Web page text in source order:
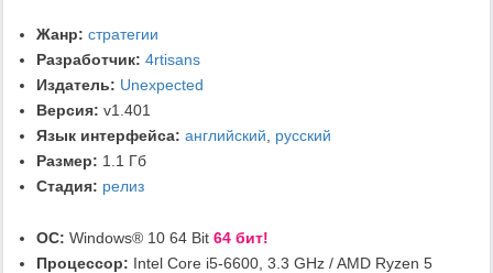
Жанр: стратегии
Разработчик: 4rtisans
Издатель: Unexpected
Версия: v1.401
Язык интерфейса: английский
русский
Размер: 1.1 Гб
Стадия: релиз
ОС: Windows® 10 64 Bit 64 бит!
Процессор: Intel Core i5-6600, 3.3 GHz / AMD Ryzen 5